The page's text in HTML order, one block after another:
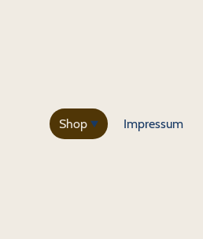
Shop Impressum